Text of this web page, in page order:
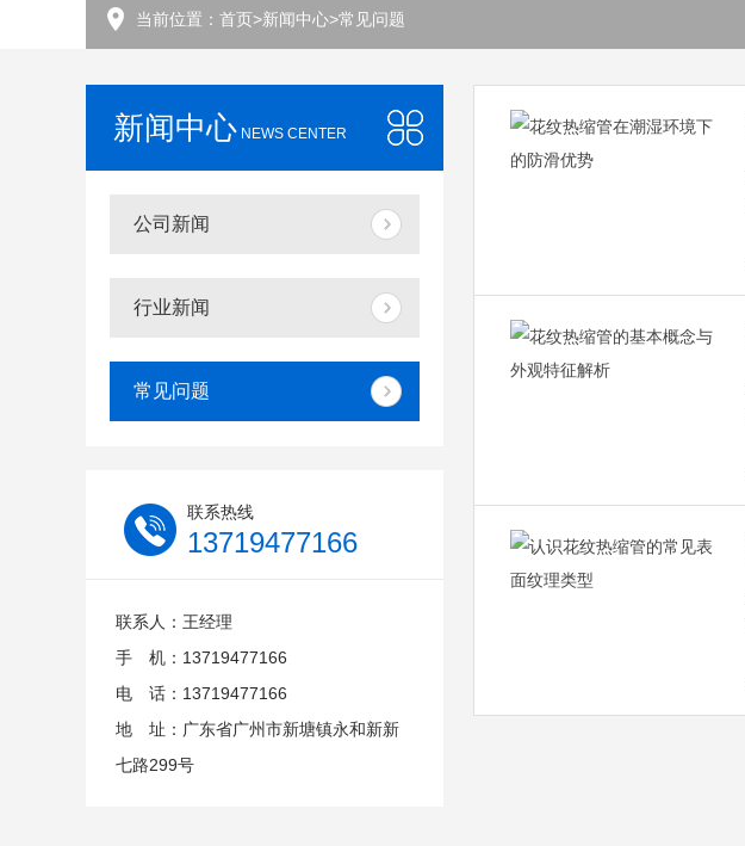
当前位置： 首页>新闻中心>常见问题
新闻中心 NEWS CENTER
公司新闻
行业新闻
常见问题
联系热线
13719477166
联系人：王经理
手 机：13719477166
电 话：13719477166
地 址：广东省广州市新塘镇永和新新
七路299号